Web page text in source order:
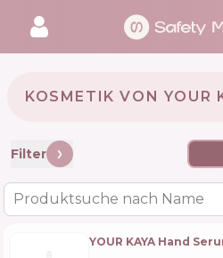
KOSMETIK VON YOUR
Filter
Produktsuche nach Name
YOUR KAYA Hand